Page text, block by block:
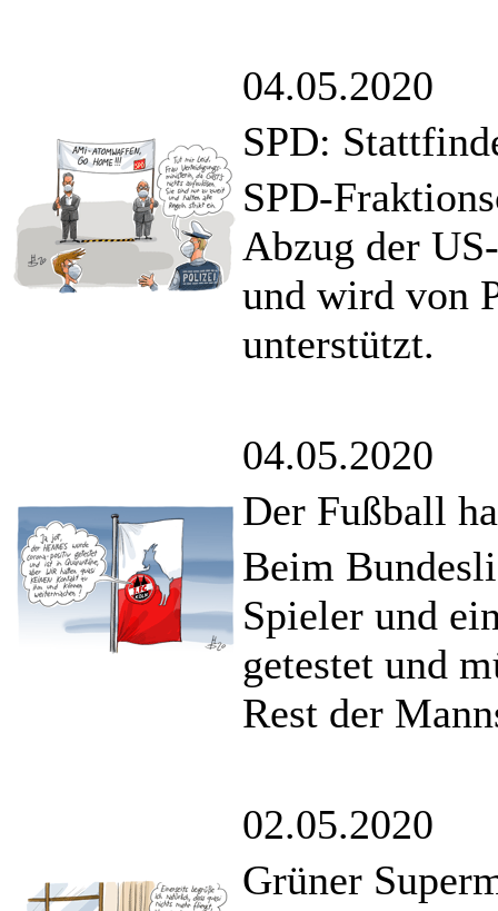
04.05.2020
SPD:
SPD-
Abzug der
und wird von
unterstützt.
04.05.2020
Der Fußball
Beim
Spieler und
getestet und
Rest der
02.05.2020
Grüner